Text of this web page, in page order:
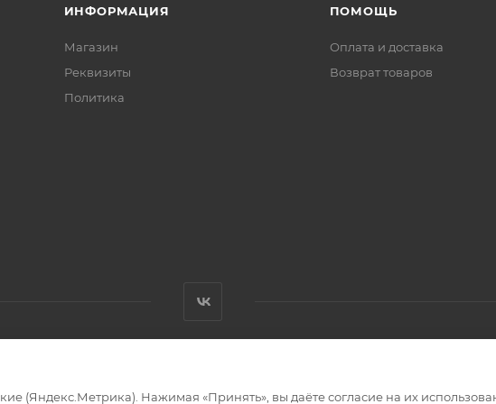
ИНФОРМАЦИЯ
Магазин
Реквизиты
Политика
ПОМОЩЬ
Оплата и доставка
Возврат товаров
(Яндекс.Метрика). Нажимая «Принять», вы даёте согласие на их